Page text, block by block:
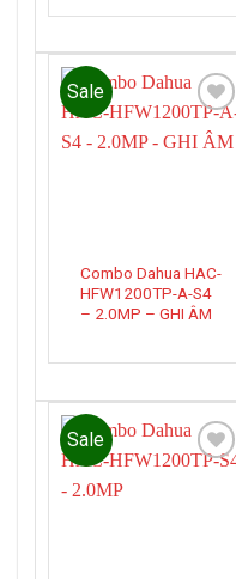
Sale
Add to
wishlist
Combo Dahua HAC-
HFW1200TP-A-S4
– 2.0MP – GHI ÂM
Sale